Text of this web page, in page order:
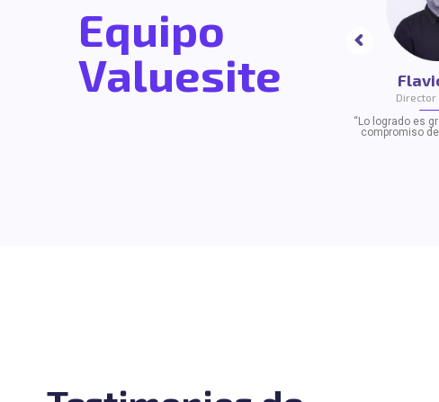
Equipo
Valuesite
Director
“Lo logrado es
compromiso